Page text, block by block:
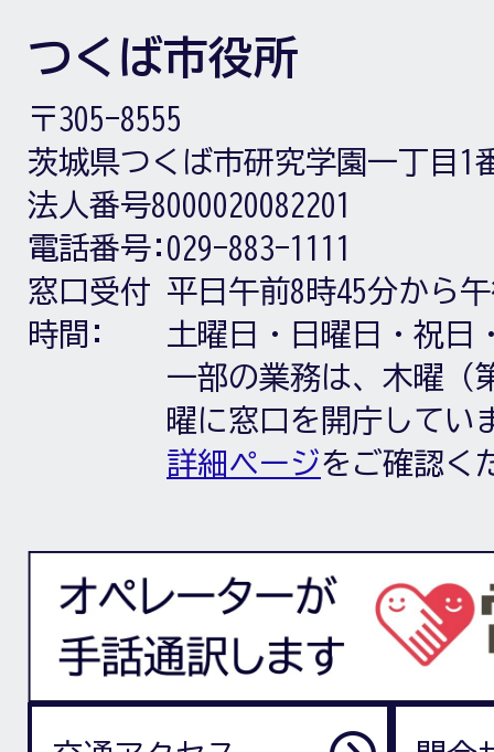
つくば市役所
〒305-8555
茨城県つくば市研究学園一丁目1
法人番号8000020082201
電話番号: 029-883-1111
窓口受付
時間:
平日午前8時45分から
土曜日・日曜日・祝日
一部の業務は、木曜（
曜に窓口を開庁してい
詳細ページをご確認く